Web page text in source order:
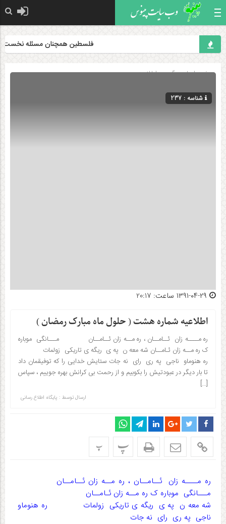
فلسطین همچنان مسئله نخست
صفحه اصلی» گروه »اطلاعیه
شناسه : 237
اطلاعیه شماره هشت ( حلول ماه مبارک رمضان )
ره مــــه زان ئــامــان ، ره مــه زان ئــامــان مـــانگی موباره
ک ره مــه زان ئـامــان شه معه ن په ی ریگه ی تاریکی زولمات
ره هنوماو ناجی په ری رای نه جات ستایش خدایی را که توفیقمان داد
تا بار دیگر در عبودتیش را بکوبیم و از رحمت بی کرانش بهره جوییم ، سپاس
[…]
ارسال توسط : پایگاه اطلاع رسانی
پ پ
ره مــــه زان ئــامــان ، ره مــه زان ئــامــان
مـــانگی موباره ک ره مــه زان ئـامــان
شه معه ن په ی ریگه ی تاریکی زولمات ره هنوماو
ناجی په ری رای نه جات